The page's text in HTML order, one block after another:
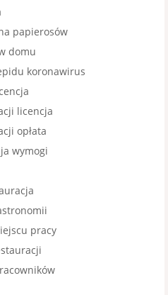
papierosów
domu
koronawirus
licencja
opłata
wymogi
pracy